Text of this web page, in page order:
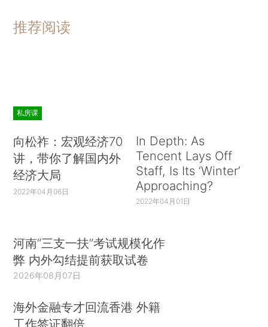
推荐阅读
私房课
向松祚：宏观经济70
讲，带你了解国内外
经济大局
2022年04月06日
In Depth: As
Tencent Lays Off
Staff, Is Its ‘Winter’
Approaching?
2022年04月01日
河南“三支一扶”考试规模化作
弊 内外勾结提前获取试卷
2026年08月07日
海外金融专才回流香港 外籍
工作签证翻倍